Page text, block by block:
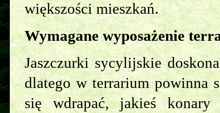
większości mieszkań.
Wymagane wyposażenie
Jaszczurki sycylijskie
dlatego w terrarium powinna
się wdrapać, jakieś